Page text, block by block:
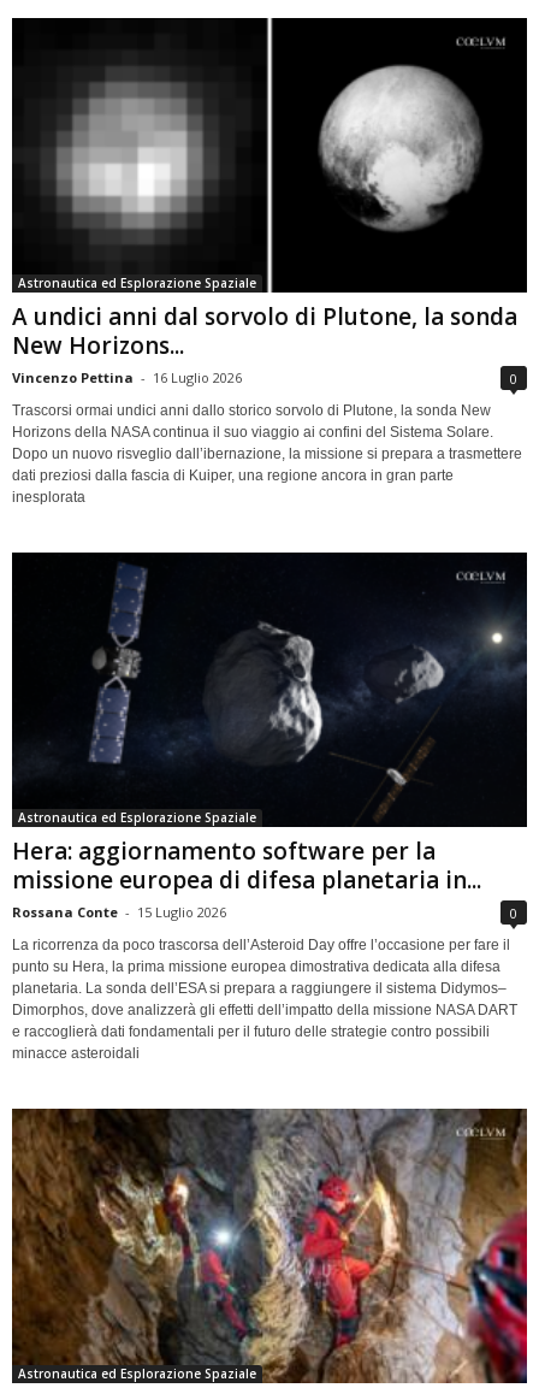
Astronautica ed Esplorazione Spaziale
A undici anni dal sorvolo di Plutone, la sonda
New Horizons...
Vincenzo Pettina - 16 Luglio 2026 0
Trascorsi ormai undici anni dallo storico sorvolo di Plutone, la sonda New
Horizons della NASA continua il suo viaggio ai confini del Sistema Solare.
Dopo un nuovo risveglio dall’ibernazione, la missione si prepara a trasmettere
dati preziosi dalla fascia di Kuiper, una regione ancora in gran parte
inesplorata
Astronautica ed Esplorazione Spaziale
Hera: aggiornamento software per la
missione europea di difesa planetaria in...
Rossana Conte - 15 Luglio 2026 0
La ricorrenza da poco trascorsa dell’Asteroid Day offre l’occasione per fare il
punto su Hera, la prima missione europea dimostrativa dedicata alla difesa
planetaria. La sonda dell’ESA si prepara a raggiungere il sistema Didymos–
Dimorphos, dove analizzerà gli effetti dell’impatto della missione NASA DART
e raccoglierà dati fondamentali per il futuro delle strategie contro possibili
minacce asteroidali
Astronautica ed Esplorazione Spaziale